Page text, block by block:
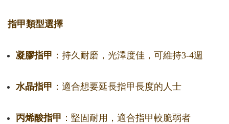
指甲類型選擇
凝膠指甲 ：持久耐磨，光澤度佳，可維持3-4週
水晶指甲 ：適合想要延長指甲長度的人士
丙烯酸指甲 ：堅固耐用，適合指甲較脆弱者